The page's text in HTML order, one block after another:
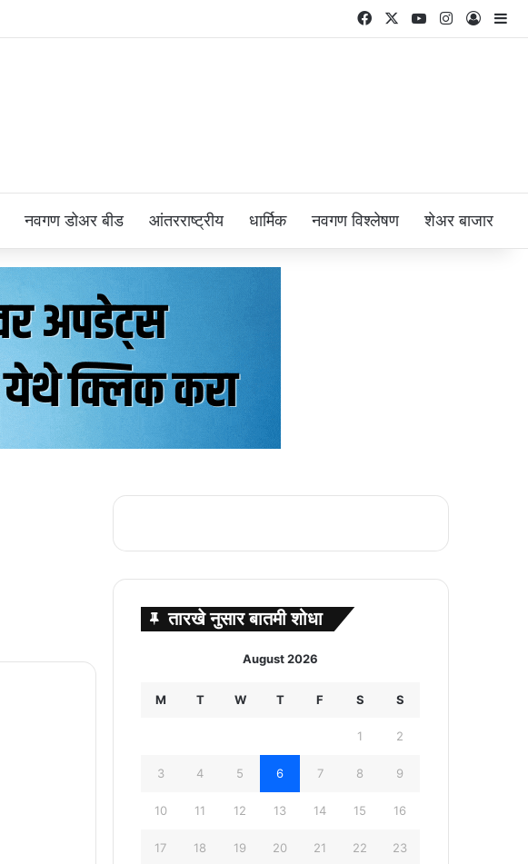
FacebookYouTubeInstagram
Log In
नवगण डोअर बीड आंतरराष्ट्रीय धार्मिक नवगण विश्लेषण शेअर बाजार
तारखे नुसार बातमी शोधा
August 2026
M T W T F S S
1 2
3 4 5 6 7 8 9
10 11 12 13 14 15 16
17 18 19 20 21 22 23